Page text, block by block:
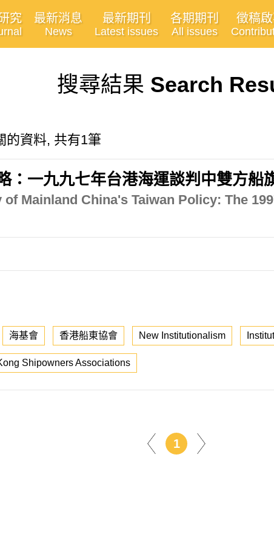
究 最新消息
News
最新期刊
Latest issues
各期期刊
All issues
徵稿
搜尋結果 Search
的資料, 共有1筆
：一九九七年台港海運談判中雙方船
Mainland China's Taiwan Policy: The
海基會 香港船東協會 New Institutionalism
Shipowners Associations
1